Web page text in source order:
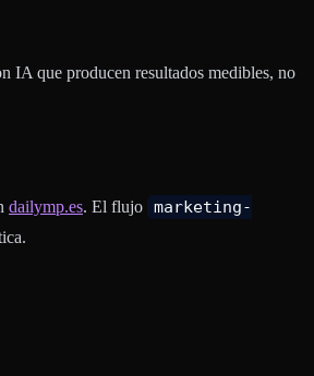
IA que producen resultados medibles, no
dailymp.es. El flujo marketing-